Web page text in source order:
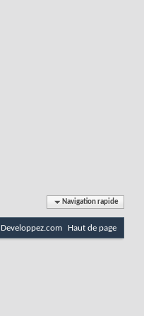
Navigation rapide
Developpez.com Haut de page